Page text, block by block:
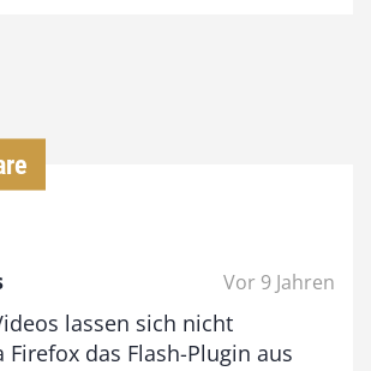
s
9
Vor 9 Jahren
lassen sich nicht
Firefox das Flash-Plugin aus